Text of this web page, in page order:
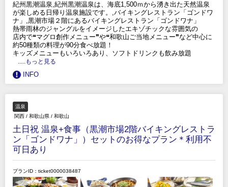
紀州黒潮温泉,紀州黒潮温泉は、海底1,500ｍから湧き出た天然温泉
が楽しめる日帰り温泉施設です。,バイキングレストラン「ゴンドワ
ナ」,黒潮市場２階にあるバイキングレストラン「ゴンドワナ」
熱帯雨林のジャングルをイメージしたエキゾチックな雰囲気の
店内で❝マグロ創作メニュー❞や❝和歌山ご当地メニュー❞など中心に
約50種類の料理が90分食べ放題！
キッズメニューもいろいろあり、ソフトドリンクも飲み放題
.....もっと見る
INFO
温泉
関西 / 和歌山県 / 和歌山
土日祝 温泉+食事（黒潮市場2階バイキングレストラ
ン「ゴンドワナ」）セットのお得なプラン＊利用不
可日あり
プランID：ticket0000038487